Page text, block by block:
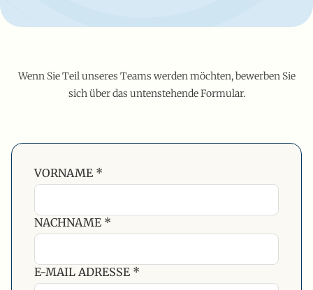
Wenn Sie Teil unseres Teams werden möchten, bewerben Sie
sich über das untenstehende Formular.
VORNAME *
NACHNAME *
E-MAIL ADRESSE *